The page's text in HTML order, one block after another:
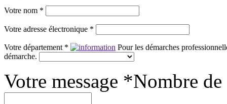
Votre nom *
Votre adresse électronique *
Votre département *
Pour les démarches
démarche.
Votre message *Nombre